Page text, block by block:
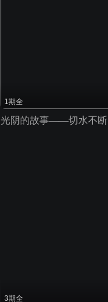
1期全
光阴的故事——切水不断
3期全